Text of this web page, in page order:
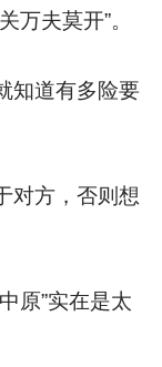
万夫莫开”。
知道有多险要
对方，否则想
原”实在是太